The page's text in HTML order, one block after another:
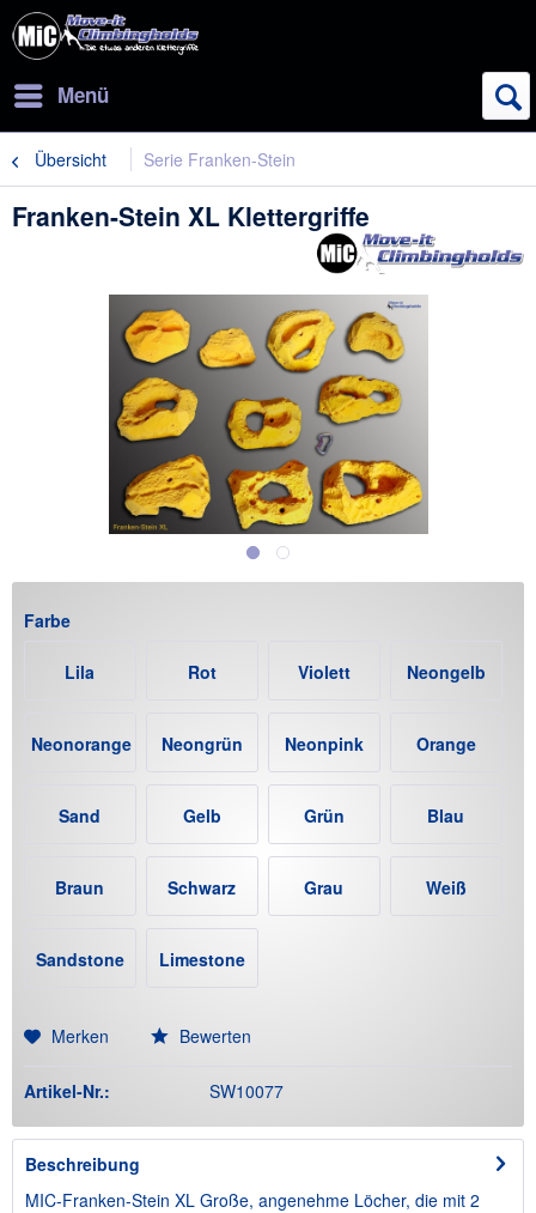
Menü
Übersicht Serie Franken-Stein
Franken-Stein XL Klettergriffe
Farbe
Lila Rot Violett Neongelb
Neonorange Neongrün Neonpink Orange
Sand Gelb Grün Blau
Braun Schwarz Grau Weiß
Sandstone
Limestone
Merken
Bewerten
Artikel-Nr.: SW10077
Beschreibung
MIC-Franken-Stein XL Große, angenehme Löcher, die mit 2